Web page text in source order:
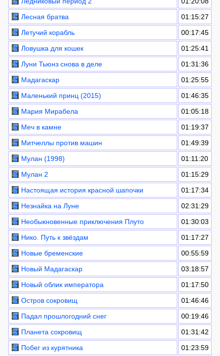
Лесная братва
01:15:27
Летучий корабль
00:17:45
Ловушка для кошек
01:25:41
Луни Тьюнз снова в деле
01:31:36
Мадагаскар
01:25:55
Маленький принц (2015)
01:46:35
Мария Мирабела
01:05:18
Меч в камне
01:19:37
Митчеллы против машин
01:49:39
Мулан (1998)
01:11:20
Мулан 2
01:15:29
Настоящая история красной шапочки
01:17:34
Незнайка на Луне
02:31:29
Необыкновенные приключения Плуто
01:30:03
Нико. Путь к звёздам
01:17:27
Новые бременские
00:55:59
Новый Мадагаскар
03:18:57
Новый облик императора
01:17:50
Остров сокровищ
01:46:46
Падал прошлогодний снег
00:19:46
Планета сокровищ
01:31:42
Побег из курятника
01:23:59